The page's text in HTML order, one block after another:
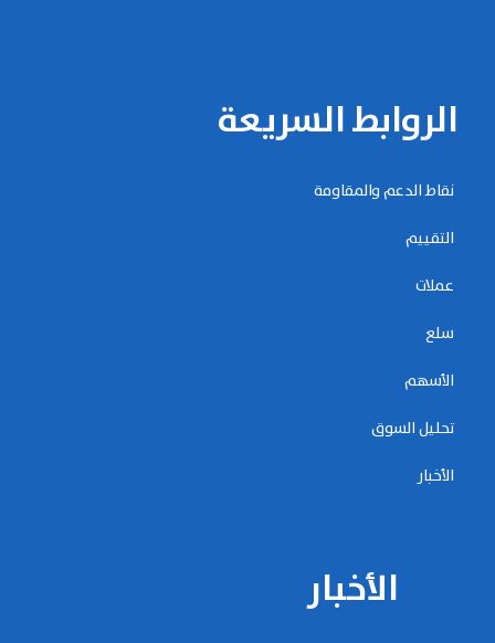
الروابط السريعة
نقاط الدعم والمقاومة
التقييم
عملات
سلع
الأسهم
تحليل السوق
الأخبار
الأخبار